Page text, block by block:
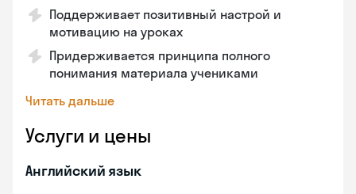
Поддерживает позитивный настрой и
мотивацию на уроках
Придерживается принципа полного
понимания материала учениками
Читать дальше
Услуги и цены
Английский язык